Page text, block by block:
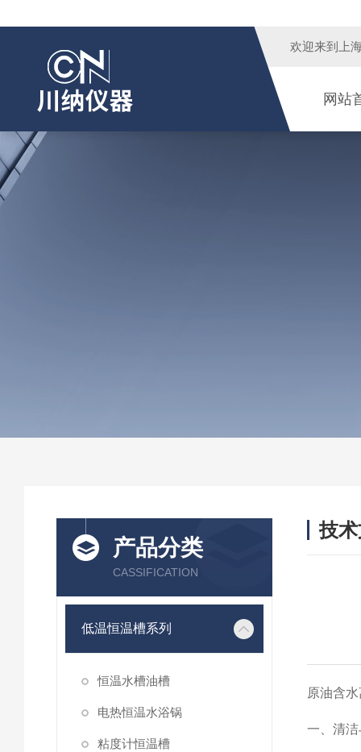
欢迎来到 上
网站
产品分类
CASSIFICATION
低温恒温槽系列
恒温水槽油槽
电热恒温水浴锅
粘度计恒温槽
技
原油含
一、清